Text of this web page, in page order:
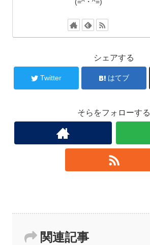
シェアする
Twitter はてブ
そらをフォローする
関連記事